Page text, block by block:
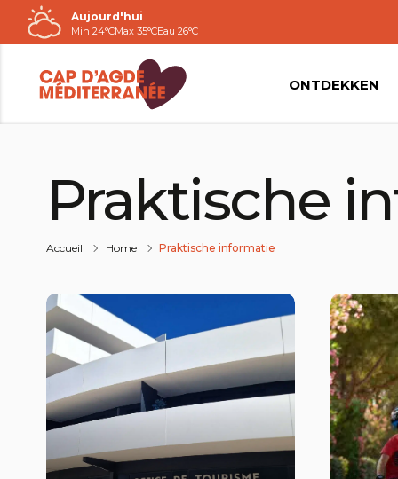
Passer
au
contenu
Aujourd'hui
Min 24°CMax 35°CEau 26°C
ONTDEKKEN
Praktische
Accueil Home Praktische informatie